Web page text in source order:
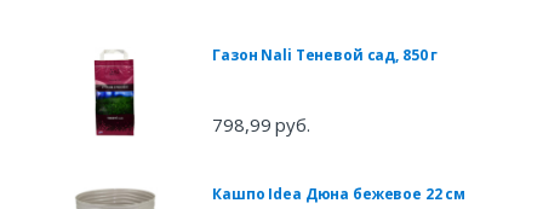
Газон Nali Теневой сад, 850 г
798,99 руб.
Кашпо Idea Дюна бежевое 22 см